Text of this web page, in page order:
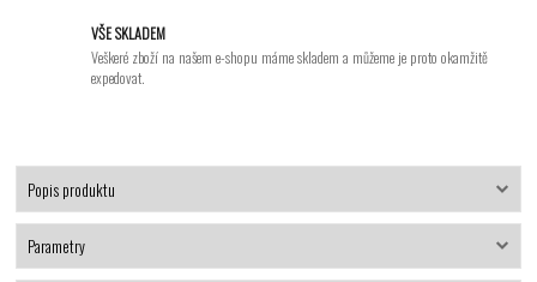
VŠE SKLADEM
Veškeré zboží na našem e-shopu máme skladem a můžeme je proto okamžitě
expedovat.
Popis produktu
Parametry